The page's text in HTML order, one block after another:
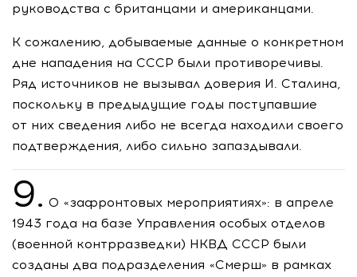
руководства с британцами и американцами.
К сожалению, добываемые данные о конкретном
дне нападения на СССР были противоречивы.
Ряд источников не вызывал доверия И. Сталина,
поскольку в предыдущие годы поступавшие
от них сведения либо не всегда находили своего
подтверждения, либо сильно запаздывали.
9. О «зафронтовых мероприятиях»: в апреле
1943 года на базе Управления особых отделов
(военной контрразведки) НКВД СССР были
созданы два подразделения «Смерш» в рамках